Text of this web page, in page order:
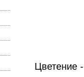
Цветение